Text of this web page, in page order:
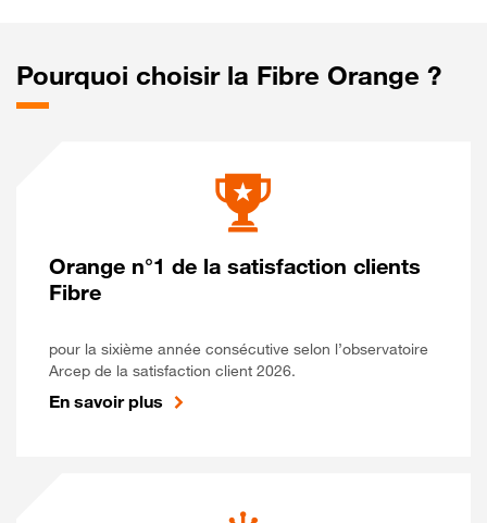
Pourquoi choisir la Fibre Orange ?
Orange n°1 de la satisfaction clients
Fibre
pour la sixième année consécutive selon l’observatoire
Arcep de la satisfaction client 2026.
En savoir plus